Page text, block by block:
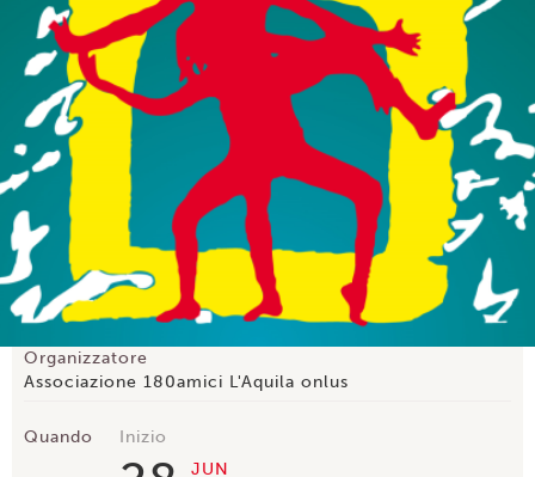
Organizzatore
Associazione 180amici L'Aquila onlus
Quando Inizio
JUN